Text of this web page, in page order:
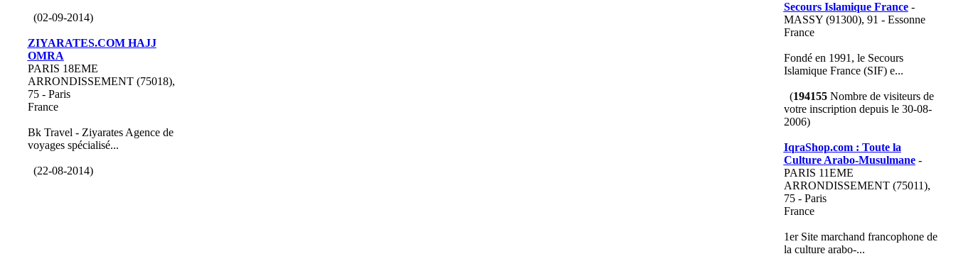
(02-09-2014)
ZIYARATES.COM HAJJ
OMRA
PARIS 18EME
ARRONDISSEMENT (75018),
75 - Paris
France
Bk Travel - Ziyarates Agence de
voyages spécialisé...
(22-08-2014)
Secours Islamique France-
MASSY (91300), 91 - Essonne
France
Fondé en 1991, le Secours
Islamique France (SIF) e...
(194155Nombre de visiteurs de
votre inscription depuis le 30-08-
2006)
IqraShop.com : Toute la
Culture Arabo-Musulmane-
PARIS 11EME
ARRONDISSEMENT (75011),
75 - Paris
France
1er Site marchand francophone de
la culture arabo-...